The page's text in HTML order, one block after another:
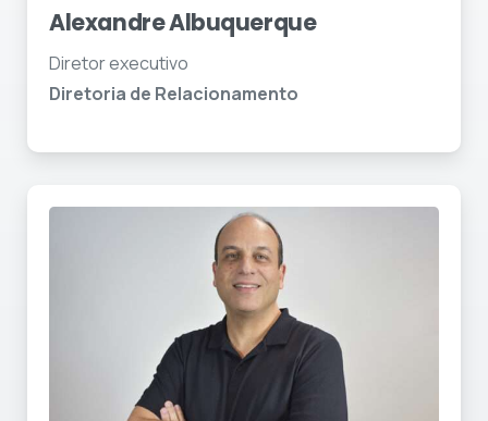
Alexandre Albuquerque
Diretor executivo
Diretoria de Relacionamento